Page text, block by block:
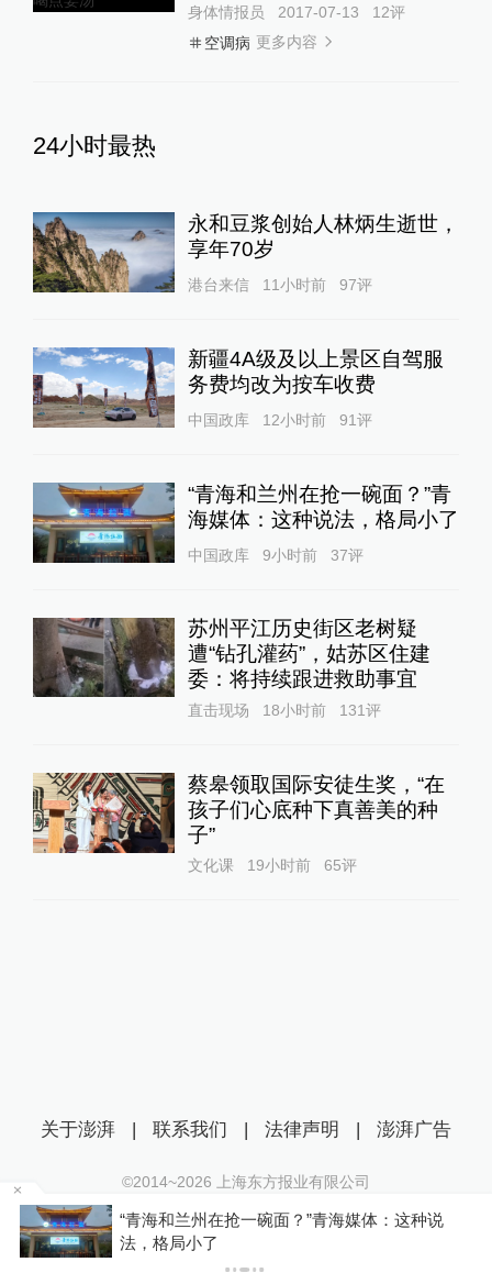
身体情报员 2017-07-13 12评
空调病 更多内容
24小时最热
永和豆浆创始人林炳生逝世，
享年70岁
港台来信 11小时前 97评
新疆4A级及以上景区自驾服
务费均改为按车收费
中国政库 12小时前 91评
“青海和兰州在抢一碗面？”青
海媒体：这种说法，格局小了
中国政库 9小时前 37评
苏州平江历史街区老树疑
遭“钻孔灌药”，姑苏区住建
委：将持续跟进救助事宜
直击现场 18小时前 131评
蔡皋领取国际安徒生奖，“在
孩子们心底种下真善美的种
子”
文化课 19小时前 65评
“青海和兰州在抢一碗面？”青海媒体：这种说
法，格局小了
关于澎湃 | 联系我们 | 法律声明 | 澎湃广告
©2014~2026 上海东方报业有限公司
沪ICP证：沪B2-20170116 | 沪ICP备14003370号
互联网新闻信息服务许可证：31120170006
沪公网安备 31010602000299号